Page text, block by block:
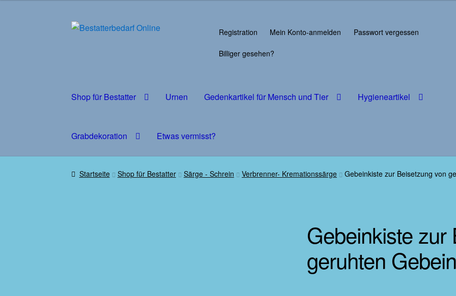
Zur
Zum
Registration Mein Konto-anmelden Passwort vergessen
Billiger gesehen?
Shop für Bestatter Urnen Gedenkartikel für Mensch und Tier Hygieneartikel
Grabdekoration Etwas vermisst?
Startseite Shop für Bestatter Särge - Schrein Verbrenner- Kremationssärge Gebeinkiste zur Beisetzung von
Gebeinkiste zur
geruhten